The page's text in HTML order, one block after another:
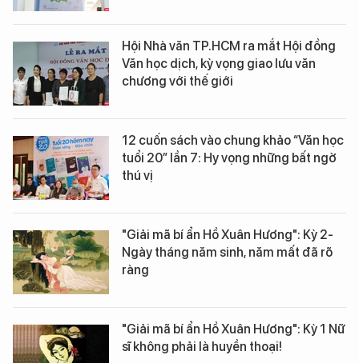
Hội Nhà văn TP.HCM ra mắt Hội đồng
Văn học dịch, kỳ vọng giao lưu văn
chương với thế giới
12 cuốn sách vào chung khảo “Văn học
tuổi 20” lần 7: Hy vọng những bất ngờ
thú vị
"Giải mã bí ẩn Hồ Xuân Hương": Kỳ 2-
Ngày tháng năm sinh, năm mất đã rõ
ràng
"Giải mã bí ẩn Hồ Xuân Hương": Kỳ 1 Nữ
sĩ không phải là huyền thoại!